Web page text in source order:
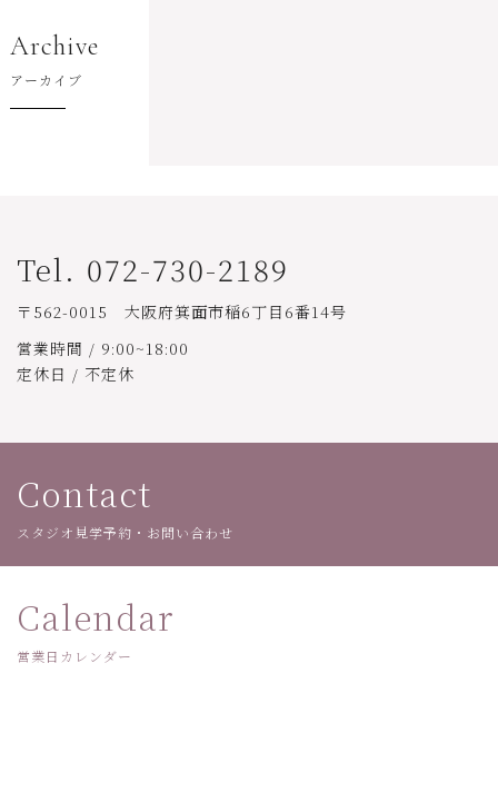
Archive
アーカイブ
Tel. 072-730-2189
〒562-0015 大阪府箕面市稲6丁目6番14号
営業時間 / 9:00~18:00
定休日 / 不定休
Contact
スタジオ見学予約・お問い合わせ
Calendar
営業日カレンダー